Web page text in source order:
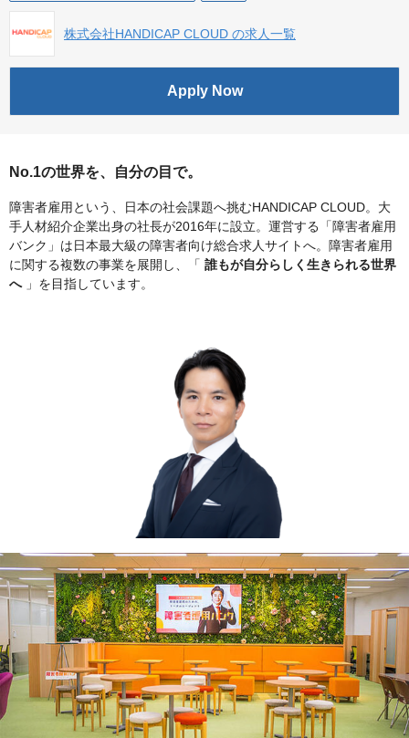
株式会社HANDICAP CLOUD の求人一覧
Apply Now
No.1の世界を、自分の目で。
障害者雇用という、日本の社会課題へ挑むHANDICAP CLOUD。大
手人材紹介企業出身の社長が2016年に設立。運営する「障害者雇用
バンク」は日本最大級の障害者向け総合求人サイトへ。障害者雇用
に関する複数の事業を展開し、「 誰もが自分らしく生きられる世界
へ」を目指しています。